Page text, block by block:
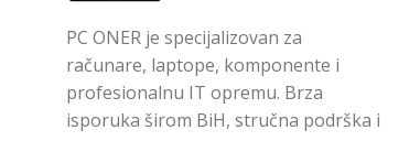
PC ONER je specijalizovan za
računare, laptope, komponente i
profesionalnu IT opremu. Brza
isporuka širom BiH, stručna podrška i